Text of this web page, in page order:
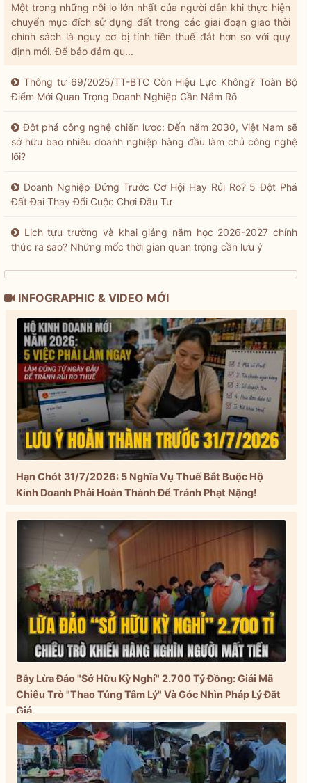
Một trong những nỗi lo lớn nhất của người dân khi thực hiện
chuyển mục đích sử dụng đất trong các giai đoạn giao thời
chính sách là nguy cơ bị tính tiền thuế đắt hơn so với quy
định mới. Để bảo đảm qu...
Thông tư 69/2025/TT-BTC Còn Hiệu Lực Không? Toàn Bộ
Điểm Mới Quan Trọng Doanh Nghiệp Cần Nắm Rõ
Đột phá công nghệ chiến lược: Đến năm 2030, Việt Nam sẽ
sở hữu bao nhiêu doanh nghiệp hàng đầu làm chủ công nghệ
lõi?
Doanh Nghiệp Đứng Trước Cơ Hội Hay Rủi Ro? 5 Đột Phá
Đất Đai Thay Đổi Cuộc Chơi Đầu Tư
Lịch tựu trường và khai giảng năm học 2026-2027 chính
thức ra sao? Những mốc thời gian quan trọng cần lưu ý
INFOGRAPHIC & VIDEO MỚI
Hạn Chót 31/7/2026: 5 Nghĩa Vụ Thuế Bắt Buộc Hộ
Kinh Doanh Phải Hoàn Thành Để Tránh Phạt Nặng!
Bẫy Lừa Đảo "Sở Hữu Kỳ Nghỉ" 2.700 Tỷ Đồng: Giải Mã
Chiêu Trò "Thao Túng Tâm Lý" Và Góc Nhìn Pháp Lý Đắt
Giá